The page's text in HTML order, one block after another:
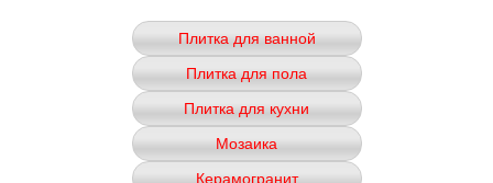
Плитка для ванной
Плитка для пола
Плитка для кухни
Мозаика
Керамогранит